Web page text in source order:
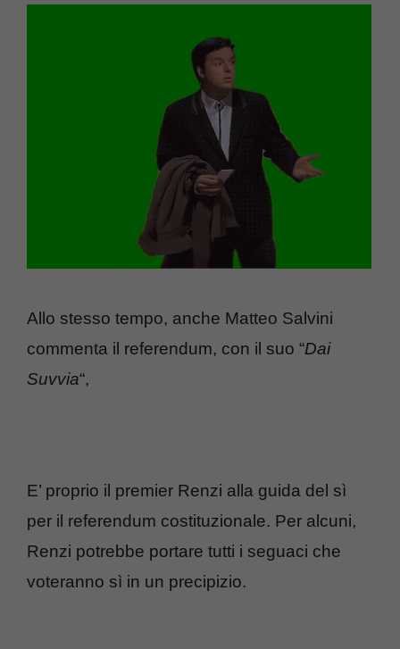
Allo stesso tempo, anche Matteo Salvini
commenta il referendum, con il suo “Dai
Suvvia“,
E’ proprio il premier Renzi alla guida del sì
per il referendum costituzionale. Per alcuni,
Renzi potrebbe portare tutti i seguaci che
voteranno sì in un precipizio.